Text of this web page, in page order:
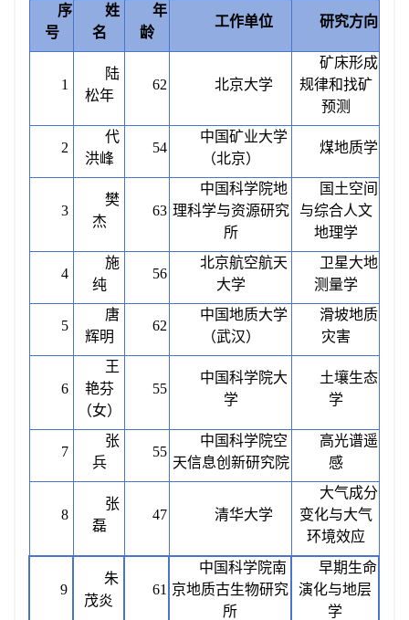
序
号
姓
名
年
龄
工作单位 研究方向
1
陆
松年
62 北京大学
矿床形成
规律和找矿
预测
2
代
洪峰
54
中国矿业大学
（北京）
煤地质学
3
樊
杰
63
中国科学院地
理科学与资源研究
所
国土空间
与综合人文
地理学
4
施
纯
56
北京航空航天
大学
卫星大地
测量学
5
唐
辉明
62
中国地质大学
（武汉）
滑坡地质
灾害
6
王
艳芬
（女）
55
中国科学院大
学
土壤生态
学
7
张
兵
55
中国科学院空
天信息创新研究院
高光谱遥
感
8
张
磊
47 清华大学
大气成分
变化与大气
环境效应
9
朱
茂炎
61
中国科学院南
京地质古生物研究
所
早期生命
演化与地层
学